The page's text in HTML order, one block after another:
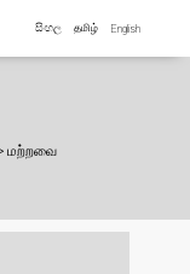
සිංහල தமிழ் English
மற்றவை